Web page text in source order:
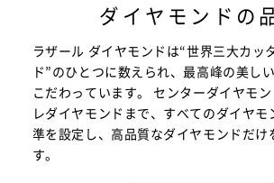
ダイヤモンドの
ラザール ダイヤモンドは“世界三大カッ
ド”のひとつに数えられ、最高峰の美し
こだわっています。 センターダイヤモ
レダイヤモンドまで、すべてのダイヤモ
準を設定し、高品質なダイヤモンドだけ
す。